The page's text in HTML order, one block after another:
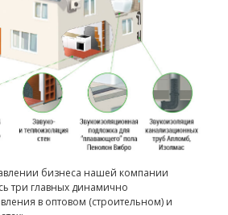
бизнеса нашей компании
три главных динамично
в оптовом (строительном) и